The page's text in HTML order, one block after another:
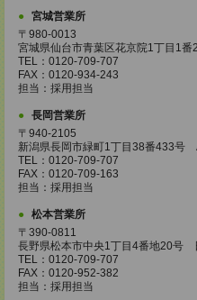
宮城営業所
〒980-0013
宮城県仙台市青葉区花京院1丁目1
TEL：0120-709-707
FAX：0120-934-243
担当：採用担当
長岡営業所
〒940-2105
新潟県長岡市緑町1丁目38番433号
TEL：0120-709-707
FAX：0120-709-163
担当：採用担当
松本営業所
〒390-0811
長野県松本市中央1丁目4番地20号
TEL：0120-709-707
FAX：0120-952-382
担当：採用担当